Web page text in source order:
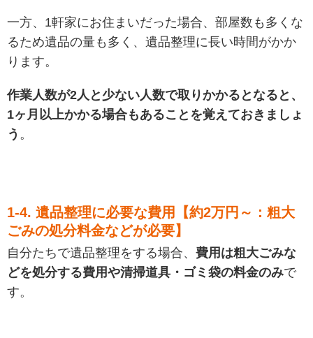
一方、1軒家にお住まいだった場合、部屋数も多くな
るため遺品の量も多く、遺品整理に長い時間がかか
ります。
作業人数が2人と少ない人数で取りかかるとなると、
1ヶ月以上かかる場合もあることを覚えておきましょ
う 。
1-4. 遺品整理に必要な費用【約2万円～：粗大
ごみの処分料金などが必要】
自分たちで遺品整理をする場合、 費用は粗大ごみな
どを処分する費用や清掃道具・ゴミ袋の料金のみで
す。